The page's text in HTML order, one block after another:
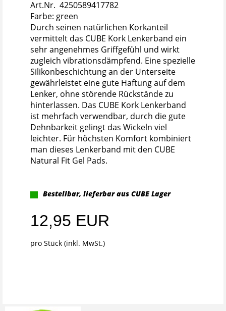
Art.Nr. 4250589417782
Farbe: green
Durch seinen natürlichen Korkanteil
vermittelt das CUBE Kork Lenkerband ein
sehr angenehmes Griffgefühl und wirkt
zugleich vibrationsdämpfend. Eine spezielle
Silikonbeschichtung an der Unterseite
gewährleistet eine gute Haftung auf dem
Lenker, ohne störende Rückstände zu
hinterlassen. Das CUBE Kork Lenkerband
ist mehrfach verwendbar, durch die gute
Dehnbarkeit gelingt das Wickeln viel
leichter. Für höchsten Komfort kombiniert
man dieses Lenkerband mit den CUBE
Natural Fit Gel Pads.
Bestellbar, lieferbar aus CUBE Lager
12,95 EUR
pro Stück (inkl. MwSt.)